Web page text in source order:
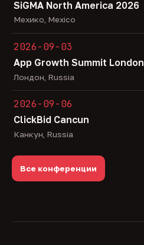
SiGMA North America 2026
Мехико, Mexico
2026-09-03
App Growth Summit London
Лондон, Russia
2026-09-06
ClickBid Cancun
Канкун, Russia
Все конференции